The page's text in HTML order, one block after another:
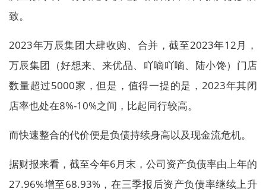
致。
2023年万辰集团大肆收购、合并，截至2023年12月，
万辰集团（好想来、来优品、吖嘀吖嘀、陆小馋）门店
数量超过5000家，但是，值得一提的是，2023年其闭
店率也处在8%-10%之间，比起同行较高。
而快速整合的代价便是负债持续身高以及现金流危机。
据财报来看，截至今年6月末，公司资产负债率由上年的
27.96%增至68.93%，在三季报后资产负债率继续上升